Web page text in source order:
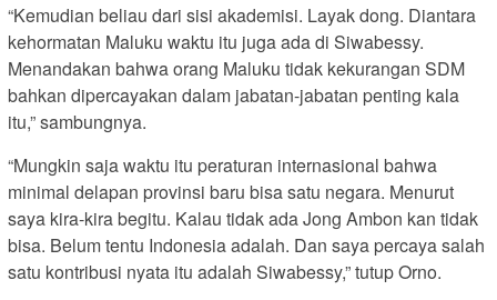
“Kemudian beliau dari sisi akademisi. Layak dong. Diantara
kehormatan Maluku waktu itu juga ada di Siwabessy.
Menandakan bahwa orang Maluku tidak kekurangan SDM
bahkan dipercayakan dalam jabatan-jabatan penting kala
itu,” sambungnya.
“Mungkin saja waktu itu peraturan internasional bahwa
minimal delapan provinsi baru bisa satu negara. Menurut
saya kira-kira begitu. Kalau tidak ada Jong Ambon kan tidak
bisa. Belum tentu Indonesia adalah. Dan saya percaya salah
satu kontribusi nyata itu adalah Siwabessy,” tutup Orno.